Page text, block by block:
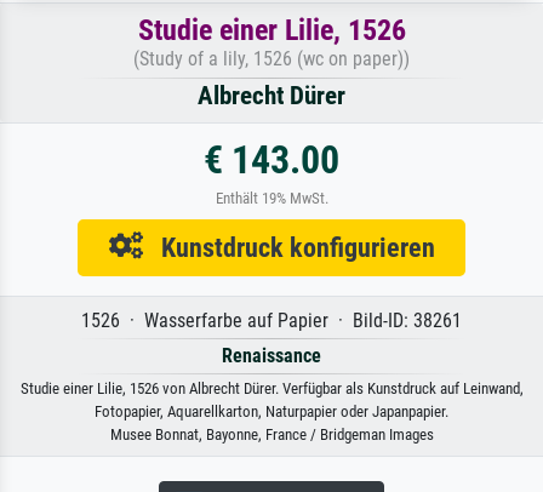
Studie einer Lilie, 1526
(Study of a lily, 1526 (wc on paper))
Albrecht Dürer
€ 143.00
Enthält 19% MwSt.
Kunstdruck konfigurieren
1526 · Wasserfarbe auf Papier · Bild-ID: 38261
Renaissance
Studie einer Lilie, 1526 von Albrecht Dürer. Verfügbar als Kunstdruck auf Leinwand,
Fotopapier, Aquarellkarton, Naturpapier oder Japanpapier.
Musee Bonnat, Bayonne, France / Bridgeman Images